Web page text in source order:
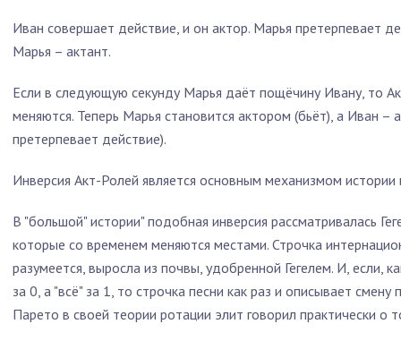
Иван совершает действие, и он актор. Марья претерпевает
Марья – актант.
Если в следующую секунду Марья даёт пощёчину Ивану, то
меняются. Теперь Марья становится актором (бьёт), а Иван –
претерпевает действие).
Инверсия Акт-Ролей является основным механизмом истории
В "большой" истории" подобная инверсия рассматривалась
которые со временем меняются местами. Строчка
разумеется, выросла из почвы, удобренной Гегелем. И, если,
за 0, а "всё" за 1, то строчка песни как раз и описывает
Парето в своей теории ротации элит говорил практически о